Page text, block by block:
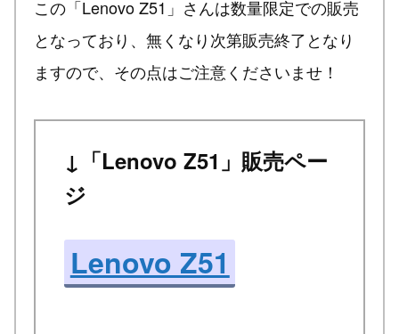
この「Lenovo Z51」さんは数量限定での販売
となっており、無くなり次第販売終了となり
ますので、その点はご注意くださいませ！
↓「Lenovo Z51」販売ペー
ジ
Lenovo Z51